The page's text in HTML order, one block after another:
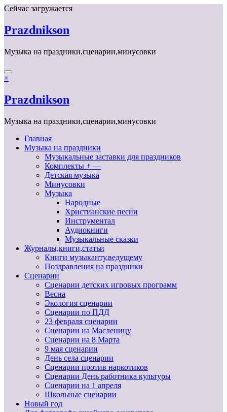
Перейти
содержимому
Сейчас загружается
Prazdnikson
Музыка на праздники,сценарии,минусовки
×
Prazdnikson
Музыка на праздники,сценарии,минусовки
Главная
Музыка на праздники
Музыкальные заставки для праздников
Комплекты + —
Детская музыка
Минусовки
Музыка
Народные
Христианские песни
Инструментал
Аудиокниги
Музыкальные сказки
Журналы,книги,статьи
Книги музыканту,ведущему
Поздравления на праздники
Сценарии
Сценарии детских игровых программ
Весна
Экология сценарии
Сценарии по ПДД
23 февраля сценарии
Сценарии на Масленицу
Сценарии на 8 Марта
9 мая сценарии
День села сценарии
Сценарии против наркотиков
Сценарии День работника культуры
Сценарии на 1 апреля
Школьные сценарии
Новый год